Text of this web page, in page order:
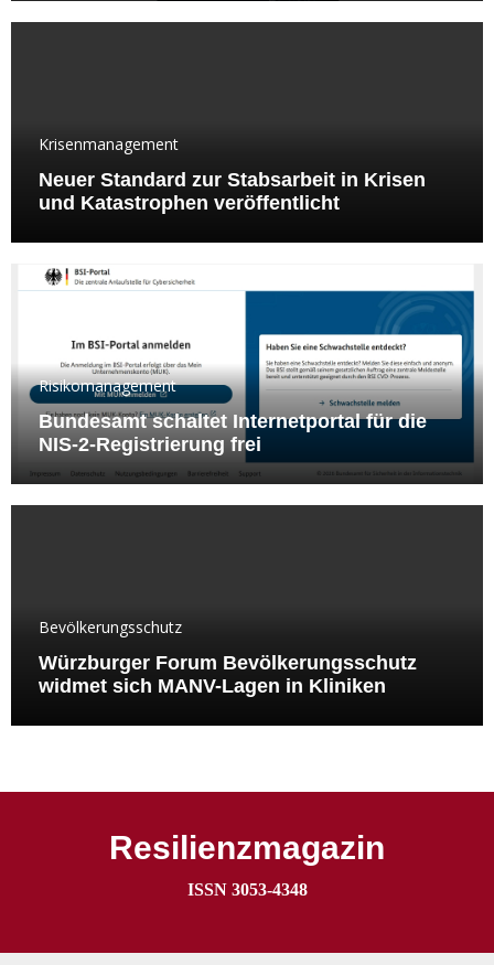
Krisenmanagement
Neuer Standard zur Stabsarbeit in Krisen
und Katastrophen veröffentlicht
Risikomanagement
Bundesamt schaltet Internetportal für die
NIS-2-Registrierung frei
Bevölkerungsschutz
Würzburger Forum Bevölkerungsschutz
widmet sich MANV-Lagen in Kliniken
Resilienzmagazin
ISSN 3053-4348